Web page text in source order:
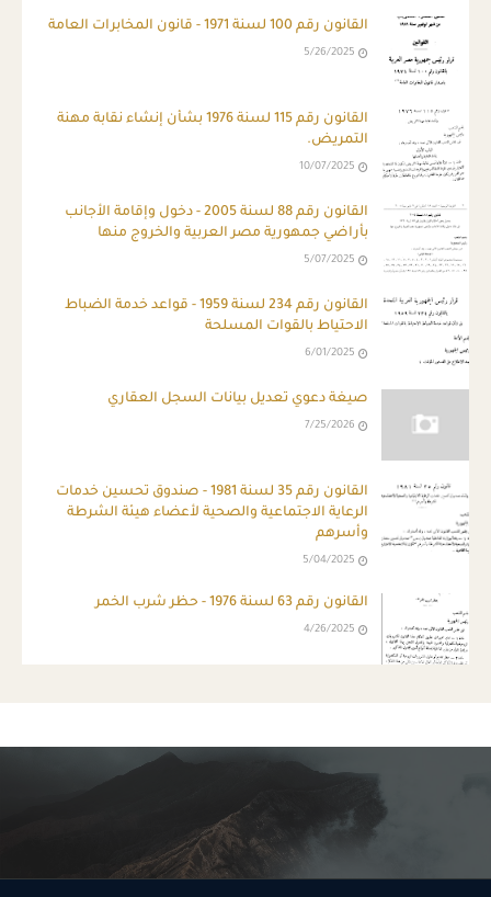
القانون رقم 100 لسنة 1971 - قانون المخابرات العامة
5/26/2025
القانون رقم 115 لسنة 1976 بشأن إنشاء نقابة مهنة
التمريض.
10/07/2025
القانون رقم 88 لسنة 2005 - دخول وإقامة الأجانب
بأراضي جمهورية مصر العربية والخروج منها
5/07/2025
القانون رقم 234 لسنة 1959 - قواعد خدمة الضباط
الاحتياط بالقوات المسلحة
6/01/2025
صيغة دعوي تعديل بيانات السجل العقاري
7/25/2026
القانون رقم 35 لسنة 1981 - صندوق تحسين خدمات
الرعاية الاجتماعية والصحية لأعضاء هيئة الشرطة
وأسرهم
5/04/2025
القانون رقم 63 لسنة 1976 - حظر شرب الخمر
4/26/2025